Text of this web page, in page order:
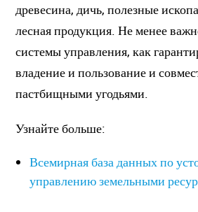
древесина, дичь, полезные
лесная продукция. Не менее
системы управления, как
владение и пользование и
пастбищными угодьями.
Узнайте больше:
Всемирная база данных по
управлению земельными